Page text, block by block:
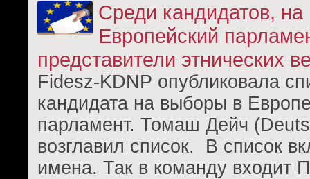
Среди кандидатов,
Европейский
представители этнических
Fidesz-KDNP опубликовала
кандидата на выборы в
парламент. Томаш Дейч
возглавил список. В список
имена. Так в команду входит